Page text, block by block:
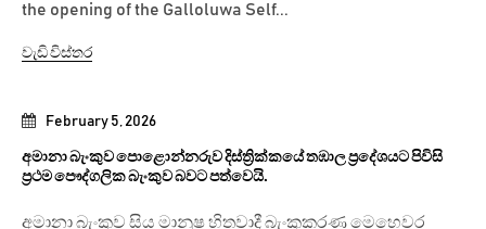
February 5, 2026
අමානා බැංකුව පොළොන්නරුව දිස්ත්‍රික්කයේ තඹාල ප්‍රදේශයට පිවිසි
ප්‍රථම පෞද්ගලික බැංකුව බවට පත්වෙයි.
අමානා බැංකුව සිය මානුෂ හිතවාදී බැංකුකරණ මෙහෙවර
the opening of the Galloluwa Self...
වැඩි විස්තර